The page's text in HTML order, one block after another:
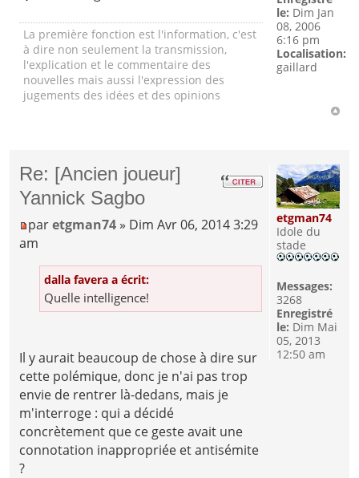
La première fonction est l'information, c'est
à dire non seulement la transmission,
l'explication et le commentaire des
nouvelles mais aussi l'expression des
jugements des idées et des opinions
le: Dim Jan
08, 2006
6:16 pm
Localisation:
gaillard
Re: [Ancien joueur]
Yannick Sagbo
paretgman74 » Dim Avr 06, 2014 3:29
am
dalla favera a écrit:
Quelle intelligence!
Il y aurait beaucoup de chose à dire sur
cette polémique, donc je n'ai pas trop
envie de rentrer là-dedans, mais je
m'interroge : qui a décidé
concrètement que ce geste avait une
connotation inappropriée et antisémite
?
etgman74
Idole du
stade
Messages:
3268
Enregistré
le: Dim Mai
05, 2013
12:50 am